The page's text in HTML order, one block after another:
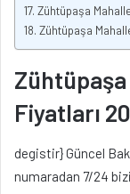
Zühtüpaşa
Zühtüpaşa
Zühtüpaşa
Fiyatları
degistir} Güncel
numaradan 7/24